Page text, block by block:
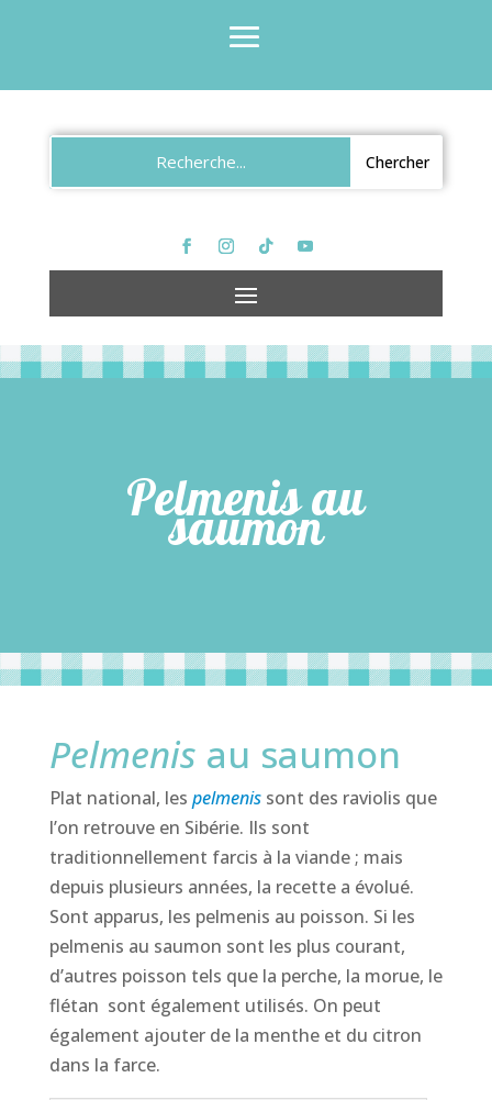
Pelmenis au
saumon
Pelmenis au saumon
Plat national, les pelmenis sont des raviolis que
l’on retrouve en Sibérie. Ils sont
traditionnellement farcis à la viande ; mais
depuis plusieurs années, la recette a évolué.
Sont apparus, les pelmenis au poisson. Si les
pelmenis au saumon sont les plus courant,
d’autres poisson tels que la perche, la morue, le
flétan sont également utilisés. On peut
également ajouter de la menthe et du citron
dans la farce.